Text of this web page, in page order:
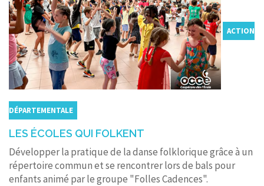
ACTION
DÉPARTEMENTALE
LES ÉCOLES QUI FOLKENT
Développer la pratique de la danse folklorique grâce à un
répertoire commun et se rencontrer lors de bals pour
enfants animé par le groupe "Folles Cadences".